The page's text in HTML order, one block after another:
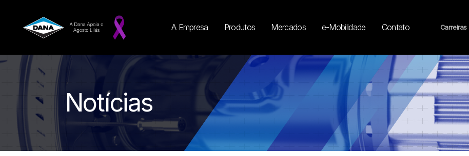
A Empresa Produtos Mercados e-Mobilidade Contato Carreiras
Notícias